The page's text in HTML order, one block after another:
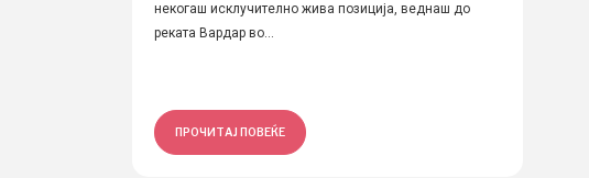
некогаш исклучително жива позиција, веднаш до
реката Вардар во...
ПРОЧИТАЈ ПОВЕЌЕ